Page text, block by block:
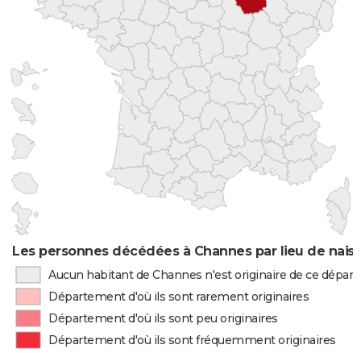
Les personnes décédées à Channes par lieu de
Aucun habitant de Channes n'est originaire de ce
Département d'où ils sont rarement originaires
Département d'où ils sont peu originaires
Département d'où ils sont fréquemment originaires